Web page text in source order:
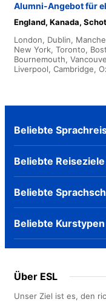
Alumni-Angebot für
England, Kanada,
London, Dublin,
New York, Toronto,
Bournemouth,
Liverpool, Cambridge,
Beliebte
Beliebte Reiseziele
Beliebte
Beliebte Kurstypen
Über ESL
Unser Ziel ist es, den